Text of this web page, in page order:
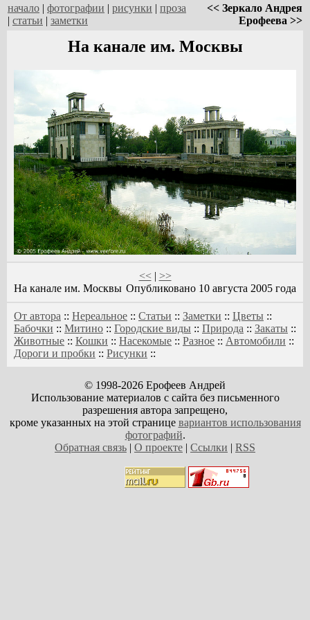
начало | фотографии | рисунки | проза
| статьи | заметки
<< Зеркало Андрея
Ерофеева >>
На канале им. Москвы
<<| >>
На канале им. Москвы Опубликовано 10 августа 2005 года
От автора :: Нереальное :: Статьи :: Заметки :: Цветы ::
Бабочки :: Митино :: Городские виды :: Природа :: Закаты ::
Животные :: Кошки :: Насекомые :: Разное :: Автомобили ::
Дороги и пробки :: Рисунки ::
© 1998-2026 Ерофеев Андрей
Использование материалов с сайта без письменного
разрешения автора запрещено,
кроме указанных на этой странице вариантов использования
фотографий.
Обратная связь | О проекте | Ссылки | RSS